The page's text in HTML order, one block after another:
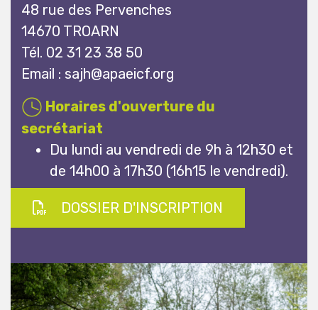
48 rue des Pervenches
14670 TROARN
Tél. 02 31 23 38 50
Email : sajh@apaeicf.org
Horaires d'ouverture du
secrétariat
Du lundi au vendredi de 9h à 12h30 et
de 14h00 à 17h30 (16h15 le vendredi).
DOSSIER D'INSCRIPTION